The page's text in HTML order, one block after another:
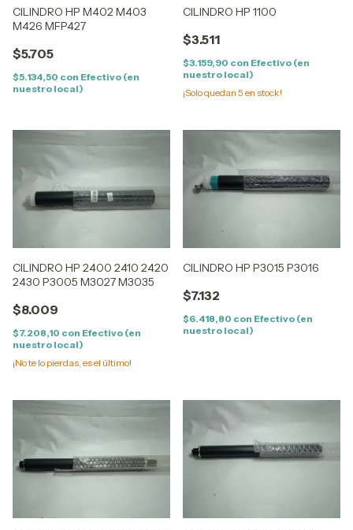
CILINDRO HP M402 M403
M426 MFP427
$5.705
$5.134,50 con Efectivo (en
nuestro local)
CILINDRO HP 1100
$3.511
$3.159,90 con Efectivo (en
nuestro local)
¡Solo quedan 5 en stock!
CILINDRO HP 2400 2410 2420
2430 P3005 M3027 M3035
$8.009
$7.208,10 con Efectivo (en
nuestro local)
¡No te lo pierdas, es el último!
CILINDRO HP P3015 P3016
$7.132
$6.418,80 con Efectivo (en
nuestro local)